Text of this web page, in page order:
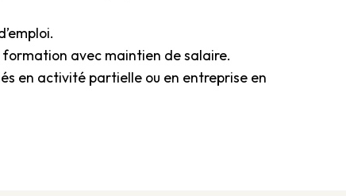
formation avec maintien de salaire.
en activité partielle ou en entreprise en